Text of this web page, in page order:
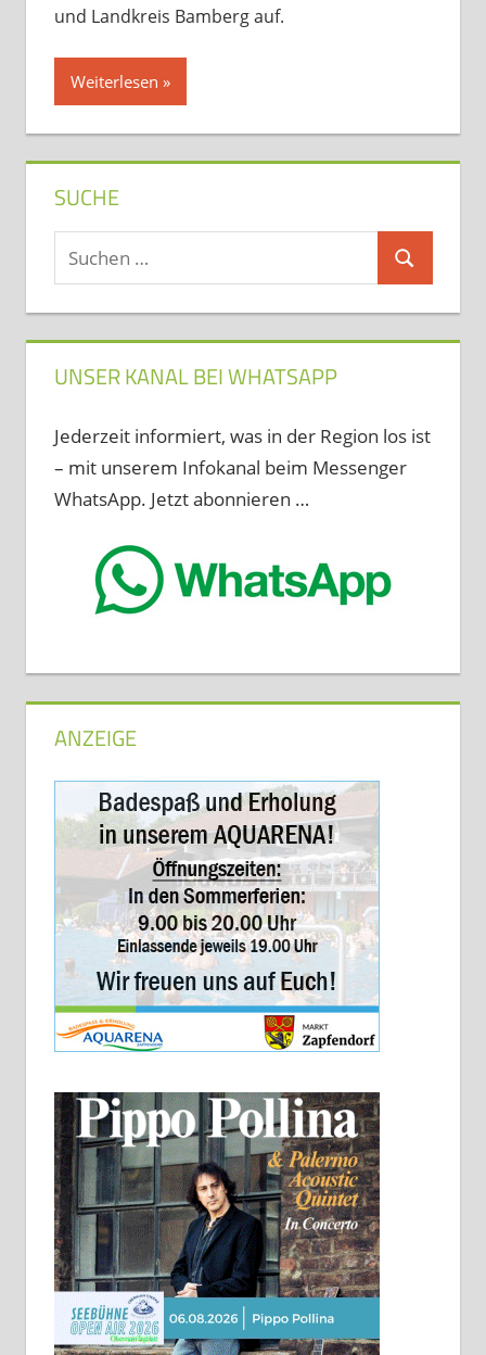
und Landkreis Bamberg auf.
Weiterlesen
SUCHE
Suchen
nach:
Suchen
UNSER KANAL BEI WHATSAPP
Jederzeit informiert, was in der Region los ist
– mit unserem Infokanal beim Messenger
WhatsApp. Jetzt abonnieren …
ANZEIGE